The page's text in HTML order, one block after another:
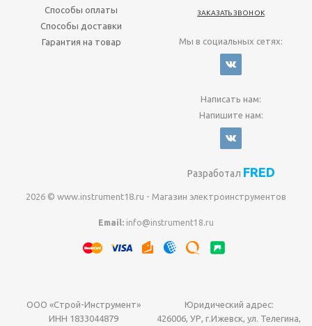
Способы оплаты
Способы доставки
Гарантия на товар
ЗАКАЗАТЬ ЗВОНОК
Мы в социальных сетях:
Написать нам:
Напишите нам:
Разработал FRED
2026 © www.instrument18.ru - Магазин электроинструментов
Email: info@instrument18.ru
ООО «Строй-Инструмент»
ИНН 1833044879
Юридический адрес:
426006, УР, г.Ижевск, ул. Телегина,